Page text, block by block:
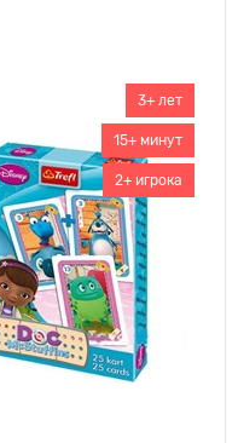
3+ лет
15+ минут
2+ игрока